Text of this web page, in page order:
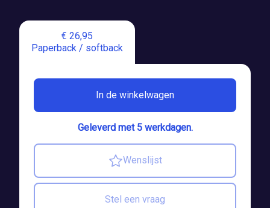
€ 26,95
Paperback / softback
In de winkelwagen
Geleverd met 5 werkdagen.
Wenslijst
Stel een vraag